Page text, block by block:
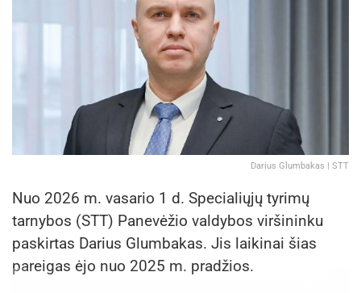
Darius Glumbakas | STT
Nuo 2026 m. vasario 1 d. Specialiųjų tyrimų
tarnybos (STT) Panevėžio valdybos viršininku
paskirtas Darius Glumbakas. Jis laikinai šias
pareigas ėjo nuo 2025 m. pradžios.